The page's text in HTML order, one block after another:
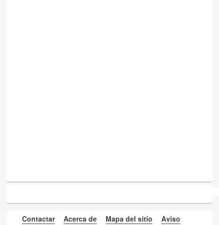
Contactar Acerca de Mapa del sitio
Aviso